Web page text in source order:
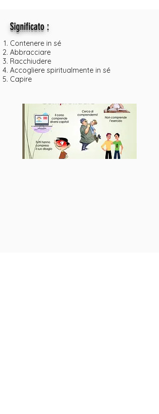
Significato:
Contenere in sé
Abbracciare
Racchiudere
Accogliere spiritualmente in sé
Capire